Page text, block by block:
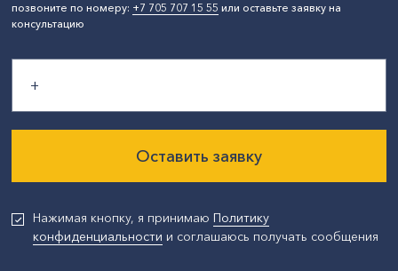
позвоните по номеру: +7 705 707 15 55 или оставьте заявку на
консультацию
Оставить заявку
Нажимая кнопку, я принимаю Политику
конфиденциальности и соглашаюсь получать сообщения